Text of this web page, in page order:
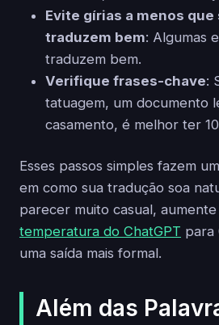
Evite gírias a menos que
traduzem bem: Algumas
traduzem bem.
Verifique frases-chave:
tatuagem, um documento
casamento, é melhor ter
Esses passos simples fazem
em como sua tradução soa
parecer muito casual, aumente
temperatura do ChatGPT para
uma saída mais formal.
Além das